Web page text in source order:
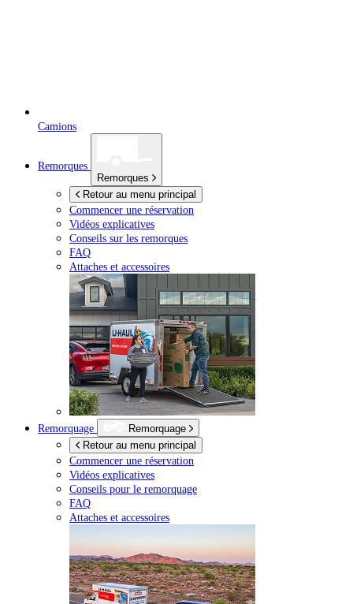
Camions
Remorques
Remorques
Retour au menu principal
Commencer une réservation
Vidéos explicatives
Conseils sur les remorques
FAQ
Attaches et accessoires
Remorquage
Remorquage
Retour au menu principal
Commencer une réservation
Vidéos explicatives
Conseils pour le remorquage
FAQ
Attaches et accessoires